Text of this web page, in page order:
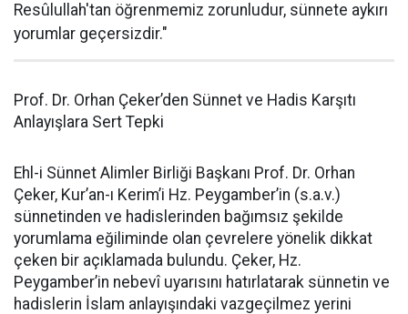
Resûlullah'tan öğrenmemiz zorunludur, sünnete aykırı
yorumlar geçersizdir."
Prof. Dr. Orhan Çeker’den Sünnet ve Hadis Karşıtı
Anlayışlara Sert Tepki
Ehl-i Sünnet Alimler Birliği Başkanı Prof. Dr. Orhan
Çeker, Kur’an-ı Kerim’i Hz. Peygamber’in (s.a.v.)
sünnetinden ve hadislerinden bağımsız şekilde
yorumlama eğiliminde olan çevrelere yönelik dikkat
çeken bir açıklamada bulundu. Çeker, Hz.
Peygamber’in nebevî uyarısını hatırlatarak sünnetin ve
hadislerin İslam anlayışındaki vazgeçilmez yerini